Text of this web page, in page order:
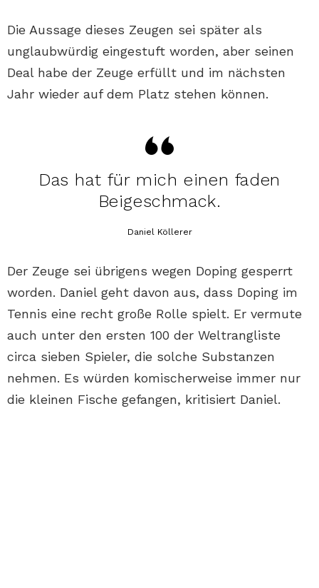
Die Aussage dieses Zeugen sei später als
unglaubwürdig eingestuft worden, aber seinen
Deal habe der Zeuge erfüllt und im nächsten
Jahr wieder auf dem Platz stehen können.
Das hat für mich einen faden
Beigeschmack.
Daniel Köllerer
Der Zeuge sei übrigens wegen Doping gesperrt
worden. Daniel geht davon aus, dass Doping im
Tennis eine recht große Rolle spielt. Er vermute
auch unter den ersten 100 der Weltrangliste
circa sieben Spieler, die solche Substanzen
nehmen. Es würden komischerweise immer nur
die kleinen Fische gefangen, kritisiert Daniel.